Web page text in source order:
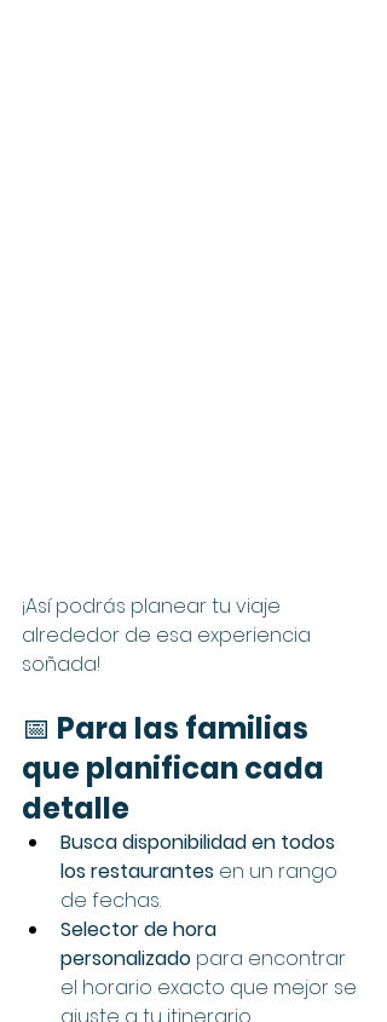
¡Así podrás planear tu viaje
alrededor de esa experiencia
soñada!
📅 Para las familias
que planifican cada
detalle
Busca disponibilidad en todos
los restaurantes en un rango
de fechas.
Selector de hora
personalizado para encontrar
el horario exacto que mejor se
ajuste a tu itinerario.